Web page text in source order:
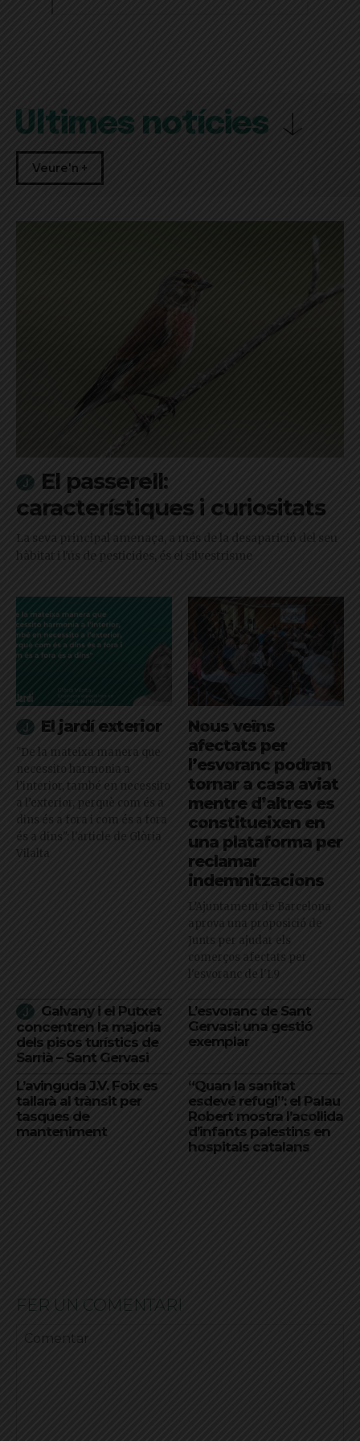
Últimes notícies
Veure'n +
El passerell:
característiques i curiositats
La seva principal amenaça, a més de la desaparició del seu
hàbitat i l'ús de pesticides, és el silvestrisme
El jardí exterior
"De la mateixa manera que
necessito harmonia a
l’interior, també en necessito
a l’exterior, perquè com és a
dins és a fora i com és a fora
és a dins": l'article de Glòria
Vilalta
Nous veïns
afectats per
l’esvoranc podran
tornar a casa aviat
mentre d’altres es
constitueixen en
una plataforma per
reclamar
indemnitzacions
L’Ajuntament de Barcelona
aprova una proposició de
Junts per ajudar els
comerços afectats per
l'esvoranc de l'L9
Galvany i el Putxet
concentren la majoria
dels pisos turístics de
Sarrià – Sant Gervasi
L’esvoranc de Sant
Gervasi: una gestió
exemplar
L’avinguda J.V. Foix es
tallarà al trànsit per
tasques de
manteniment
“Quan la sanitat
esdevé refugi”: el Palau
Robert mostra l’acollida
d’infants palestins en
hospitals catalans
FER UN COMENTARI